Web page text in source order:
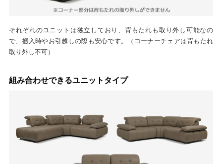
それぞれのユニットは独立しており、背もたれも取り外し可能なの
で、搬入時やお引越しの際も安心です。（コーナーチェアは背もたれ
取り外し不可）
組み合わせできるユニットタイプ